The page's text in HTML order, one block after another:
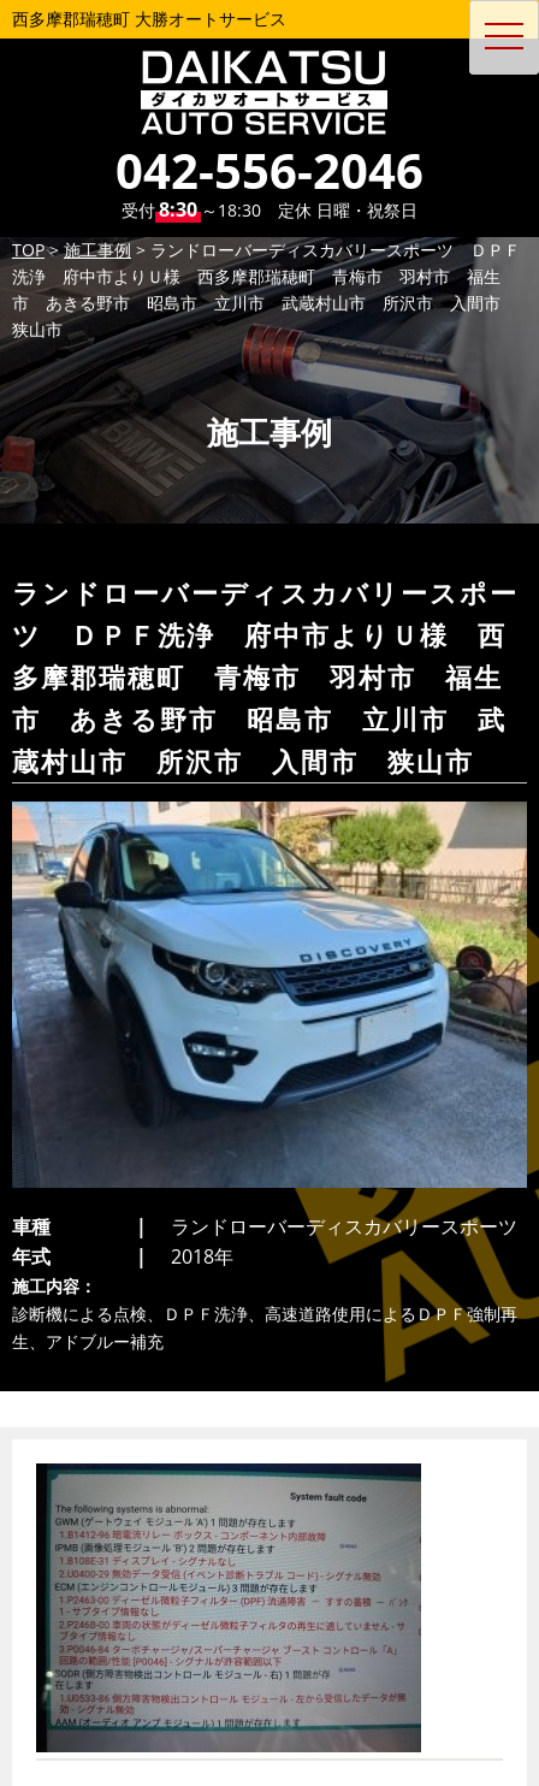
西多摩郡瑞穂町 大勝オートサービス
042-556-2046
受付8:30 ～18:30 定休 日曜・祝祭日
TOP>施工事例> ランドローバーディスカバリースポーツ ＤＰＦ
洗浄 府中市よりＵ様 西多摩郡瑞穂町 青梅市 羽村市 福生
市 あきる野市 昭島市 立川市 武蔵村山市 所沢市 入間市
狭山市
施工事例
ランドローバーディスカバリースポー
ツ ＤＰＦ洗浄 府中市よりＵ様 西
多摩郡瑞穂町 青梅市 羽村市 福生
市 あきる野市 昭島市 立川市 武
蔵村山市 所沢市 入間市 狭山市
車種
ランドローバーディスカバリースポーツ
年式
2018年
施工内容：
診断機による点検、ＤＰＦ洗浄、高速道路使用によるＤＰＦ強制再
生、アドブルー補充